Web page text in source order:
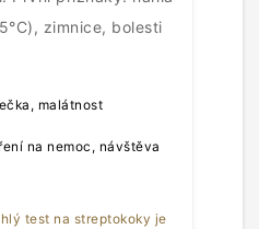
zimnice, bolesti
malátnost
na nemoc, návštěva
test na streptokoky je